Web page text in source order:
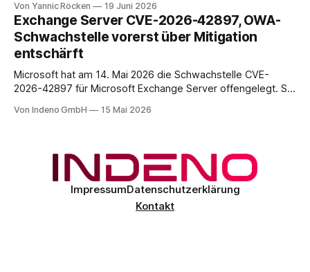
im Bereich von 25 bis 30 Prozent auf Geschäftsumfelder,
also Smartphones und Tablets, die im beruflichen Kontext
genutzt werden, sei es als reines Diensthandy, als COPE-
Von Yannic Röcken 19 Juni 2026
Exchange Server CVE-2026-42897, OWA-
Schwachstelle vorerst über Mitigation
entschärft
Microsoft hat am 14. Mai 2026 die Schwachstelle CVE-
2026-42897 für Microsoft Exchange Server offengelegt. Sie
unauthentifizierten Angreifer, über eine speziell präparierte
Von Indeno GmbH 15 Mai 2026
ImpressumDatenschutzerklärung
Kontakt